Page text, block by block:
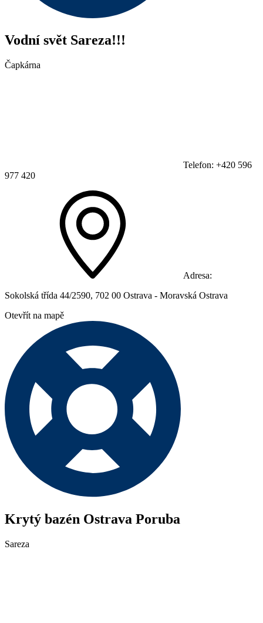
Vodní svět Sareza!!!
Čapkárna
977 420
Adresa:
Sokolská třída 44/2590, 702 00 Ostrava - Moravská Ostrava
Otevřít na mapě
Krytý bazén Ostrava Poruba
Sareza